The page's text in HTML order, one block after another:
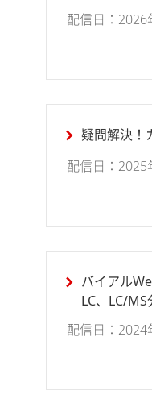
配信日：2026
疑問解決！
配信日：2025
バイアル
LC、LC/
配信日：2024